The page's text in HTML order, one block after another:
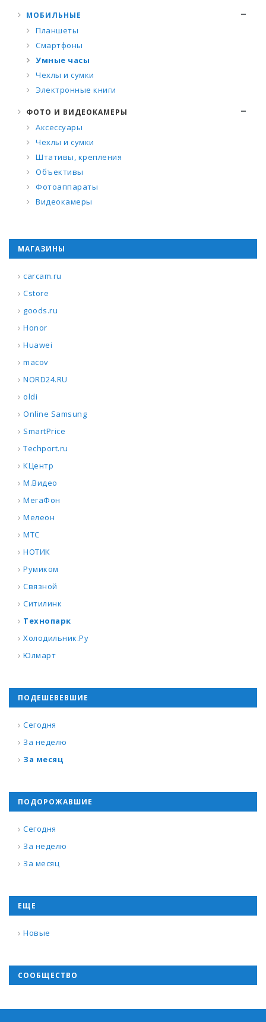
МОБИЛЬНЫЕ
Планшеты
Смартфоны
Умные часы
Чехлы и сумки
Электронные книги
ФОТО И ВИДЕОКАМЕРЫ
Аксессуары
Чехлы и сумки
Штативы, крепления
Объективы
Фотоаппараты
Видеокамеры
МАГАЗИНЫ
carcam.ru
Cstore
goods.ru
Honor
Huawei
macov
NORD24.RU
oldi
Online Samsung
SmartPrice
Techport.ru
КЦентр
М.Видео
МегаФон
Мелеон
МТС
НОТИК
Румиком
Связной
Ситилинк
Технопарк
Холодильник.Ру
Юлмарт
ПОДЕШЕВЕВШИЕ
Сегодня
За неделю
За месяц
ПОДОРОЖАВШИЕ
Сегодня
За неделю
За месяц
ЕЩЕ
Новые
СООБЩЕСТВО